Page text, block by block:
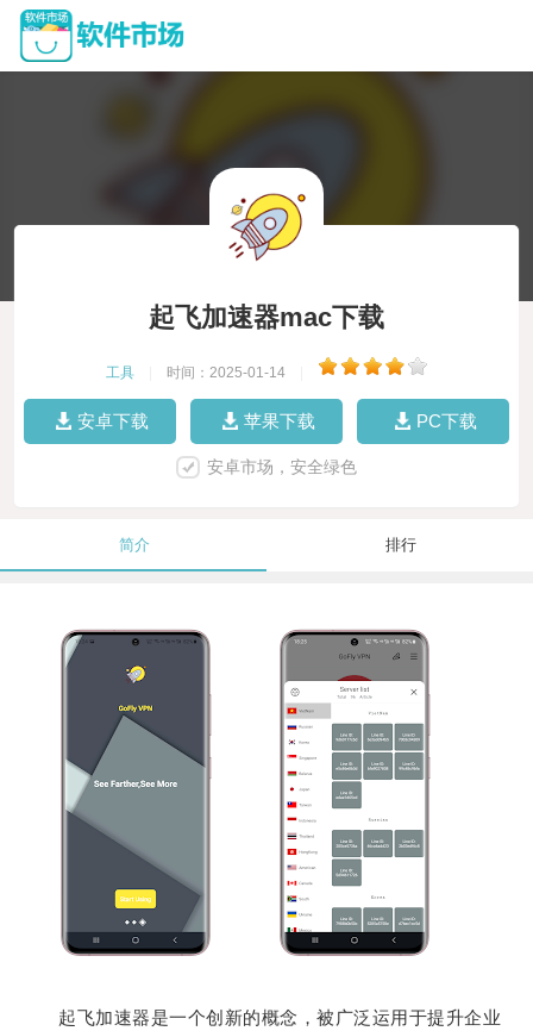
起飞加速器mac下载
工具 时间：2025-01-14
安卓下载 苹果下载 PC下载
安卓市场，安全绿色
简介 排行
起飞加速器是一个创新的概念，被广泛运用于提升企业